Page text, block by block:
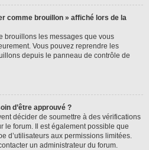
comme brouillon » affiché lors de la
brouillons les messages que vous
Vous pouvez reprendre les
depuis le panneau de contrôle de
d’être approuvé ?
décider de soumettre à des vérifications
le forum. Il est également possible que
d’utilisateurs aux permissions limitées.
un administrateur du forum.